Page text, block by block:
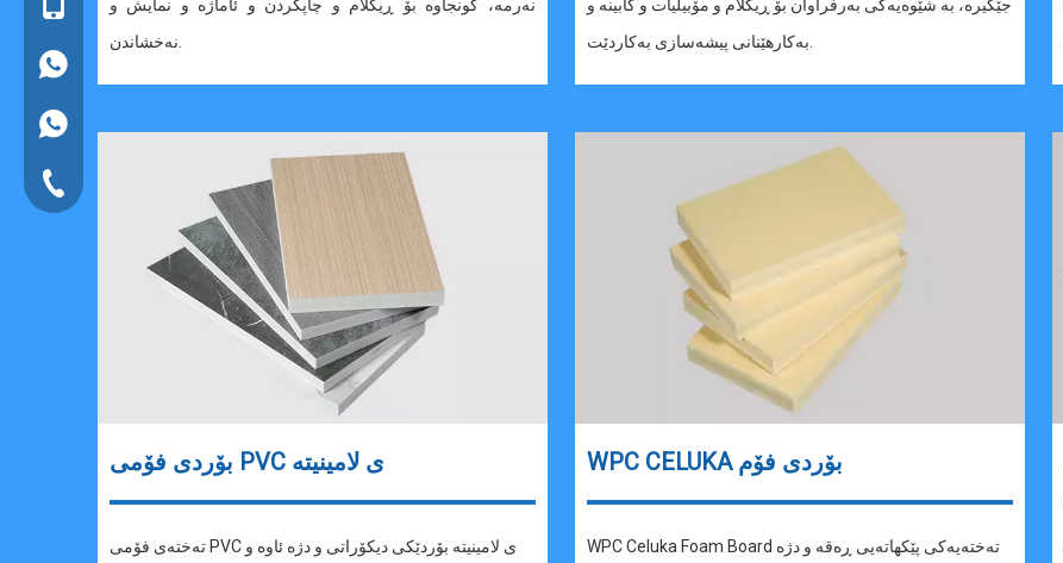
نەرمە، گونجاوە بۆ ڕیکلام و چاپکردن و ئاماژە و نمایش و
جێگیرە، بە شێوەیەکی بەرفراوان بۆ ڕیکلام و مۆبیلیات و کابینە و
بۆردی فۆمی PVC ی لامینیتە
تەختەی فۆمی PVC ی لامینیتە بۆردێکی دیکۆراتی و دژە ئاوە و
WPC CELUKA بۆردی فۆم
WPC Celuka Foam Board تەختەیەکی پێکهاتەیی ڕەقە و دژە
+86 15221358016
+86 17317689345
تەلەفۆنی هێڵی زەمینی